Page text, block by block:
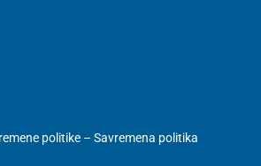
politike – Savremena politika